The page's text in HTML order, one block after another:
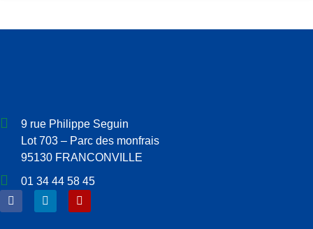
9 rue Philippe Seguin
Lot 703 – Parc des monfrais
95130 FRANCONVILLE
01 34 44 58 45